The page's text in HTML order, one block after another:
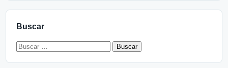
Buscar
Buscar: